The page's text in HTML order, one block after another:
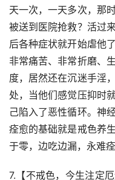
天一次，一天多次，那
被送到医院抢救？活过
后各种症状就开始虐他
非常痛苦、非常折磨、
度，居然还在沉迷手淫
处，当他们感觉压抑时
己陷入了恶性循环。神
痊愈的基础就是戒色养
于零，边吃边漏，永难痊
7.【不戒色，今生注定